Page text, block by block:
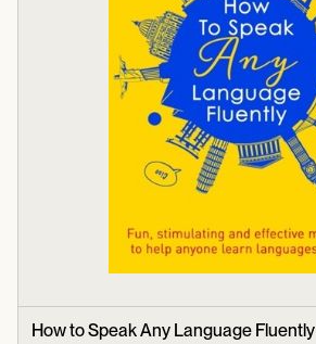
How to Speak Any Language Fluently